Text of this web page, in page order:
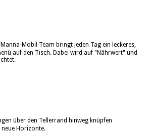
Mobil-Team bringt jeden Tag ein leckeres,
auf den Tisch. Dabei wird auf "Nährwert" und
über den Tellerrand hinweg knüpfen
Horizonte.